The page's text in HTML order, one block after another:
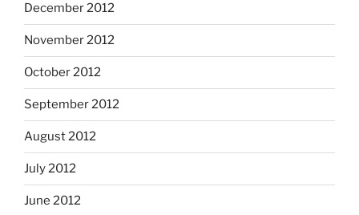
December 2012
November 2012
October 2012
September 2012
August 2012
July 2012
June 2012